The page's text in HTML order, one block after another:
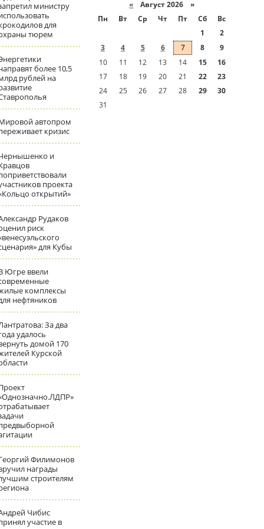
министру
для
тюрем
более 10,5
рублей на
автопром
кризис
и
проекта
открытий»
Рудаков
риск
для Кубы
Югре ввели
комплексы
нефтяников
За два
удалось
домой 170
Курской
Филимонов
награды
строителям
Чибис
участие в
« Август 2026 »
Пн
Вт Ср Чт Пт Сб
Вс
1
2
3
4 5 6 7 8
9
10
11 12 13 14 15
16
17
18 19 20 21 22
23
24
25 26 27 28 29
30
31